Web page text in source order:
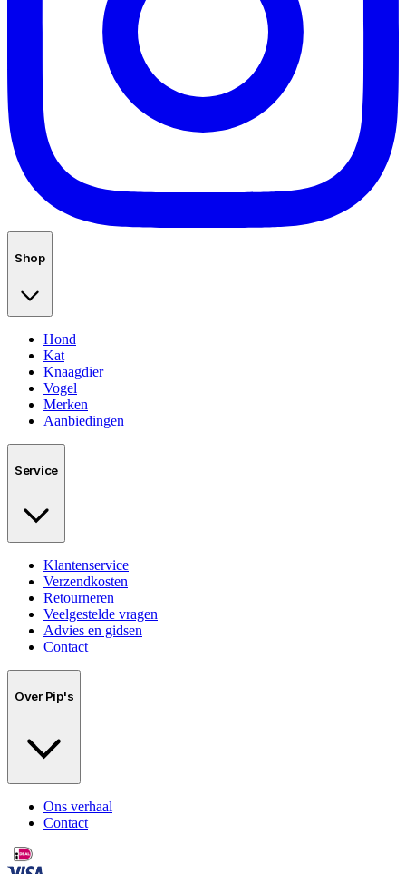
Shop
Hond
Kat
Knaagdier
Vogel
Merken
Aanbiedingen
Service
Klantenservice
Verzendkosten
Retourneren
Veelgestelde vragen
Advies en gidsen
Contact
Over Pip's
Ons verhaal
Contact